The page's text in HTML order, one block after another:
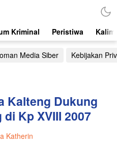
Kriminal Peristiwa
Media Siber
Kebijakan
Kalteng Dukung
Kp XVIII 2007
Katherin